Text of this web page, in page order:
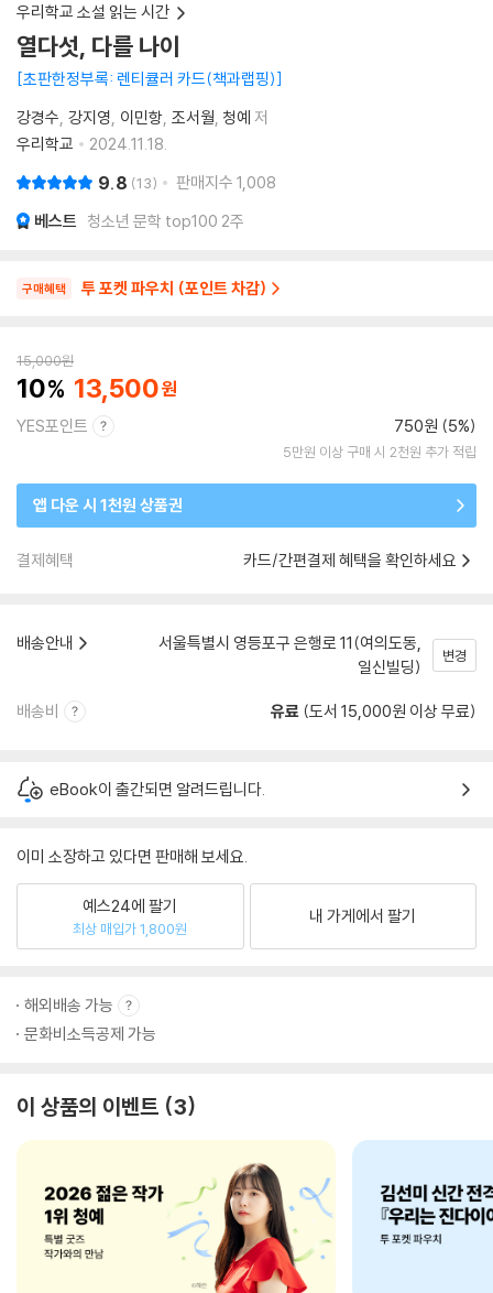
우리학교 소설 읽는 시간
열다섯, 다를 나이
초판한정부록: 렌티큘러 카드(책과랩핑)
강경수 강지영 이민항 조서월 청예 저
우리학교
2024.11.18.
9.8 13 판매지수 1,008
베스트 청소년 문학 top100 2주
구매혜택 투 포켓 파우치 (포인트 차감)
15,000원
10 13,500
YES포인트 750원 (5%)
5만원 이상 구매 시 2천원 추가 적립
앱 다운 시 1천원 상품권
결제혜택 카드/간편결제 혜택을 확인하세요
배송안내
서울특별시 영등포구 은행로 11(여의도동,
일신빌딩)
변경
배송비 유료 (도서 15,000원 이상 무료)
eBook이 출간되면 알려드립니다.
이미 소장하고 있다면 판매해 보세요.
예스24에 팔기
최상 매입가 1,800원
내 가게에서 팔기
해외배송 가능
문화비소득공제 가능
이 상품의 이벤트 3